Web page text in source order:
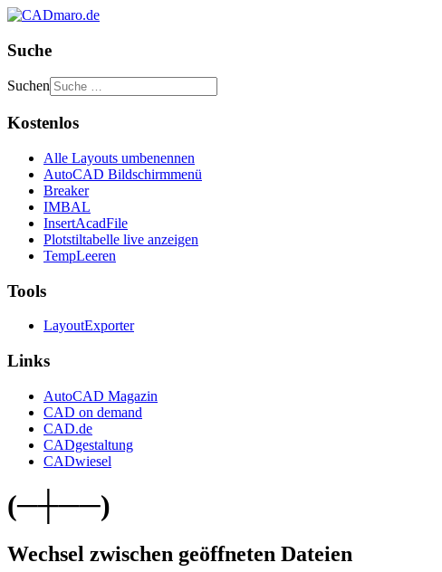
Suche
Suchen
Kostenlos
Alle Layouts umbenennen
AutoCAD Bildschirmmenü
Breaker
IMBAL
InsertAcadFile
Plotstiltabelle live anzeigen
TempLeeren
Tools
LayoutExporter
Links
AutoCAD Magazin
CAD on demand
CAD.de
CADgestaltung
CADwiesel
(─┼──)
Wechsel zwischen geöffneten Dateien